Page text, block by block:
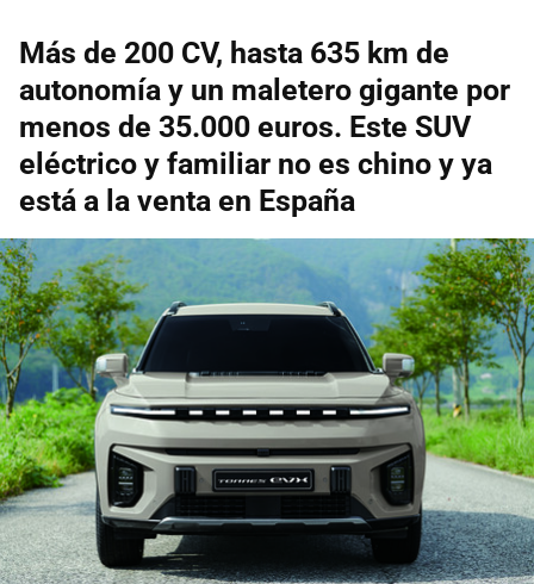
Más de 200 CV, hasta 635 km de
autonomía y un maletero gigante por
menos de 35.000 euros. Este SUV
eléctrico y familiar no es chino y ya
está a la venta en España